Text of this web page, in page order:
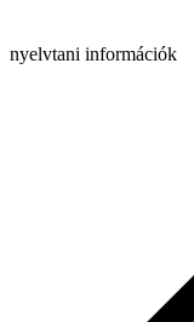
nyelvtani információk